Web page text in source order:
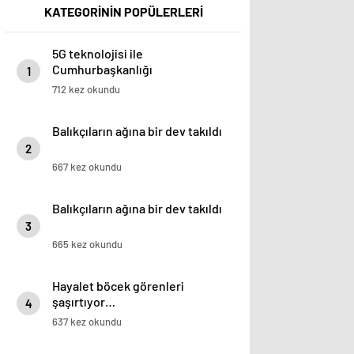
KATEGORİNİN POPÜLERLERİ
1
5G teknolojisi ile
Cumhurbaşkanlığı
Külliyesi’ndeki konser AKM’ye
712 kez okundu
2
Balıkçıların ağına bir dev takıldı
667 kez okundu
3
Balıkçıların ağına bir dev takıldı
665 kez okundu
4
Hayalet böcek görenleri
şaşırtıyor…
637 kez okundu